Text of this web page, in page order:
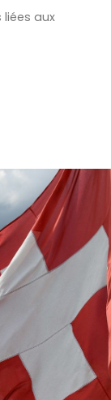
aux